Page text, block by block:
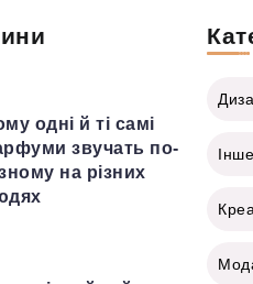
одні й ті самі
звучать по-
на різних
Інше